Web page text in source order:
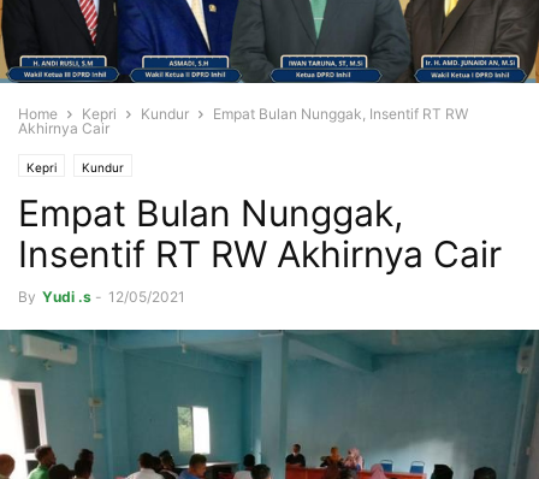
Home Kepri Kundur
Empat Bulan Nunggak, Insentif RT RW
Akhirnya Cair
Kepri Kundur
Empat Bulan Nunggak,
Insentif RT RW Akhirnya Cair
By Yudi .s - 12/05/2021